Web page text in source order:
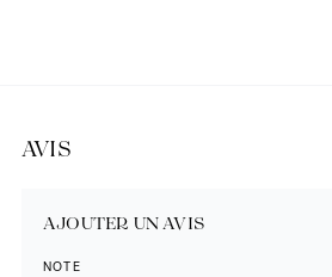
AVIS
AJOUTER UN AVIS
NOTE